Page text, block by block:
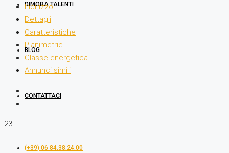
DIMORA TALENTI
BLOG
CONTATTACI
(+39) 06 84.38.24.00
Indirizzo
Dettagli
Caratteristiche
Planimetrie
Classe energetica
Annunci simili
23